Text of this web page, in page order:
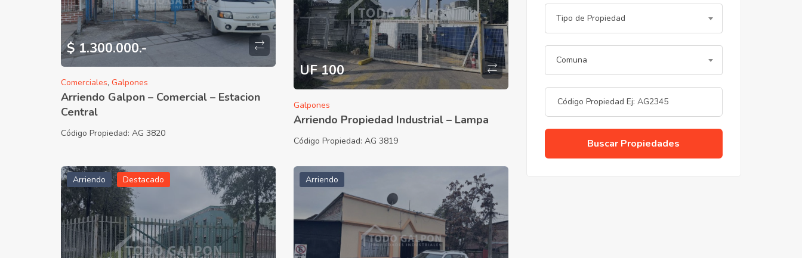
$ 1.300.000.-
Comerciales, Galpones
Arriendo Galpon – Comercial – Estacion
Central
Código Propiedad: AG 3820
UF 100
Galpones
Arriendo Propiedad Industrial – Lampa
Código Propiedad: AG 3819
Arriendo Destacado Arriendo
Tipo de Propiedad
Comuna
Buscar Propiedades